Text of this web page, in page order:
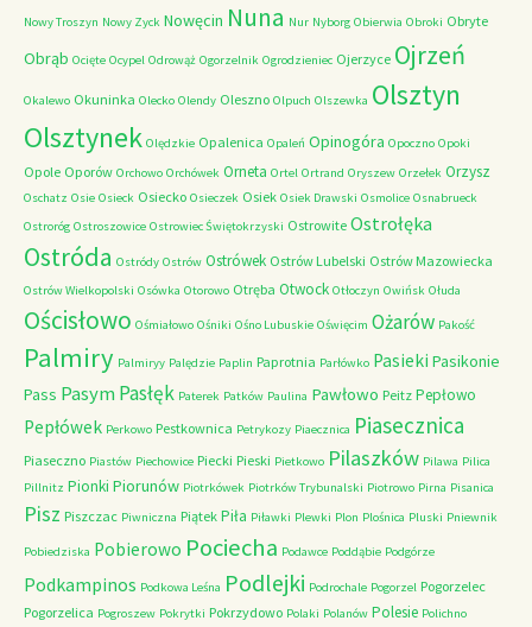
Nowy Troszyn Nowy Zyck Nowęcin Nuna Nur Nyborg Obierwia Obroki Obryte
Obrąb Ocięte Ocypel Odrowąż Ogorzelnik Ogrodzieniec Ojerzyce Ojrzeń
Okalewo Okuninka Olecko Olendy Oleszno Olpuch Olszewka Olsztyn
Olsztynek Olędzkie Opalenica Opaleń Opinogóra Opoczno Opoki
Opole Oporów Orchowo Orchówek Orneta Ortel Ortrand Oryszew Orzełek Orzysz
Oschatz Osie Osieck Osiecko Osieczek Osiek Osiek Drawski Osmolice Osnabrueck
Ostroróg Ostroszowice Ostrowiec Świętokrzyski Ostrowite Ostrołęka
Ostróda Ostródy Ostrów Ostrówek Ostrów Lubelski Ostrów Mazowiecka
Ostrów Wielkopolski Osówka Otorowo Otręba Otwock Otłoczyn Owińsk Ołuda
Ościsłowo Ośmiałowo Ośniki Ośno Lubuskie Oświęcim Ożarów Pakość
Palmiry Palmiryy Palędzie Paplin Paprotnia Parłówko Pasieki Pasikonie
Pass PasymPasłęk Paterek Patków Paulina Pawłowo Peitz Pepłowo
Pepłówek Perkowo Pestkownica Petrykozy Piaecznica Piasecznica
Piaseczno Piastów Piechowice Piecki Pieski Pietkowo Pilaszków Pilawa Pilica
Pillnitz Pionki Piorunów Piotrkówek Piotrków Trybunalski Piotrowo Pirna Pisanica
Pisz Piszczac Piwniczna Piątek Piła Piławki Plewki Plon Plośnica Pluski Pniewnik
Pobiedziska Pobierowo Pociecha Podawce Poddąbie Podgórze
Podkampinos Podkowa Leśna Podlejki Podrochale Pogorzel Pogorzelec
Pogorzelica Pogroszew Pokrytki Pokrzydowo Polaki Polanów Polesie Polichno